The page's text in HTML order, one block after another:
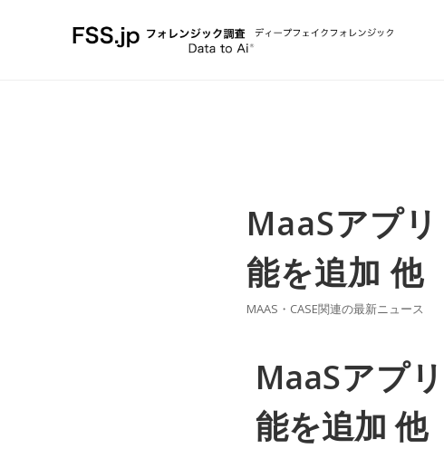
MaaSアプ
能を追加 他
MAAS・CASE関連の最新ニュース
MaaSアプ
能を追加 他